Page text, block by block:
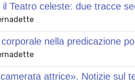
Teatro celeste: due tracce
corporale nella predicazione
attrice». Notizie sul